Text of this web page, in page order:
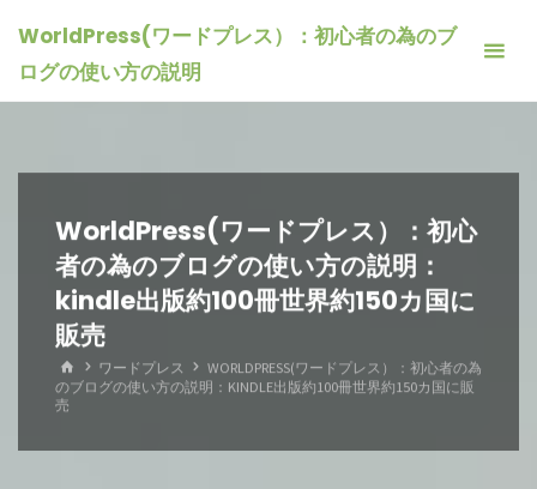
WorldPress(ワードプレス）：初心者の為のブ
ログの使い方の説明
WorldPress(ワードプレス）：初心
者の為のブログの使い方の説明：
kindle出版約100冊世界約150カ国に
販売
ホ
ー
ワードプレス
WORLDPRESS(ワードプレス）：初心者の為
のブログの使い方の説明：KINDLE出版約100冊世界約150カ国に販
売